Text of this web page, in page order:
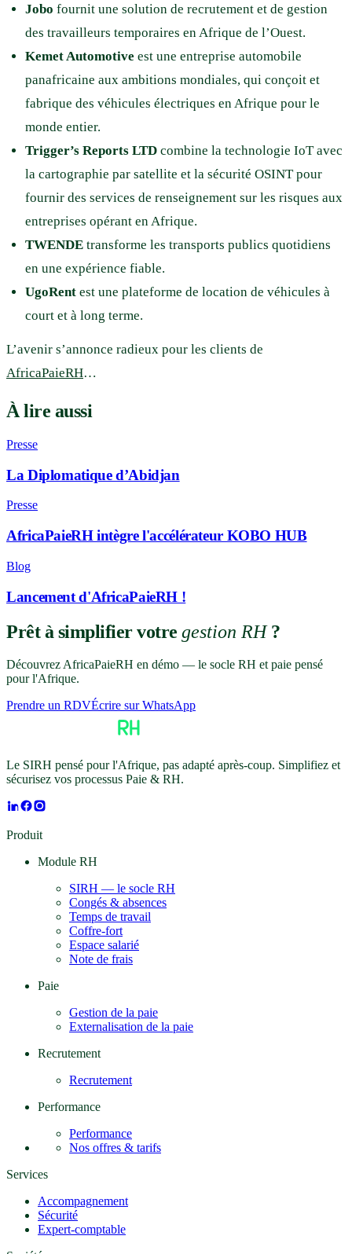
Jobo fournit une solution de recrutement et de gestion
des travailleurs temporaires en Afrique de l’Ouest.
Kemet Automotive est une entreprise automobile
panafricaine aux ambitions mondiales, qui conçoit et
fabrique des véhicules électriques en Afrique pour le
monde entier.
Trigger’s Reports LTD combine la technologie IoT avec
la cartographie par satellite et la sécurité OSINT pour
fournir des services de renseignement sur les risques aux
entreprises opérant en Afrique.
TWENDE transforme les transports publics quotidiens
en une expérience fiable.
UgoRent est une plateforme de location de véhicules à
court et à long terme.
L’avenir s’annonce radieux pour les clients de
AfricaPaieRH…
À lire aussi
Presse
La Diplomatique d’Abidjan
Presse
AfricaPaieRH intègre l'accélérateur KOBO HUB
Blog
Lancement d'AfricaPaieRH !
Prêt à simplifier votregestion RH?
Découvrez AfricaPaieRH en démo — le socle RH et paie pensé
pour l'Afrique.
Prendre un RDVÉcrire sur WhatsApp
Le SIRH pensé pour l'Afrique, pas adapté après-coup. Simplifiez et
sécurisez vos processus Paie & RH.
Produit
Module RH
SIRH — le socle RH
Congés & absences
Temps de travail
Coffre-fort
Espace salarié
Note de frais
Paie
Gestion de la paie
Externalisation de la paie
Recrutement
Recrutement
Performance
Performance
Nos offres & tarifs
Services
Accompagnement
Sécurité
Expert-comptable